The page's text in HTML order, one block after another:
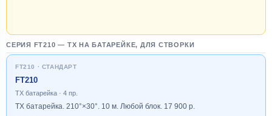
СЕРИЯ FT210 — TX НА БАТАРЕЙКЕ, ДЛЯ СТВОРКИ
FT210 · СТАНДАРТ
FT210
TX батарейка · 4 пр.
TX батарейка. 210°×30°. 10 м. Любой блок. 17 900 р.